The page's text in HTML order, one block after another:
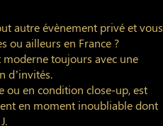
autre évènement privé et vous
ou ailleurs en France ?
toujours avec une
d’invités.
ou en condition close-up, est
en moment inoubliable dont